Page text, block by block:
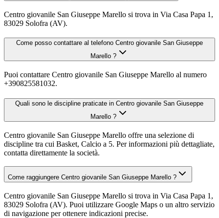
Centro giovanile San Giuseppe Marello si trova in Via Casa Papa 1,
83029 Solofra (AV).
Come posso contattare al telefono Centro giovanile San Giuseppe
Marello ?
Puoi contattare Centro giovanile San Giuseppe Marello al numero
+390825581032.
Quali sono le discipline praticate in Centro giovanile San Giuseppe
Marello ?
Centro giovanile San Giuseppe Marello offre una selezione di
discipline tra cui Basket, Calcio a 5. Per informazioni più dettagliate,
contatta direttamente la società.
Come raggiungere Centro giovanile San Giuseppe Marello ?
Centro giovanile San Giuseppe Marello si trova in Via Casa Papa 1,
83029 Solofra (AV). Puoi utilizzare Google Maps o un altro servizio
di navigazione per ottenere indicazioni precise.